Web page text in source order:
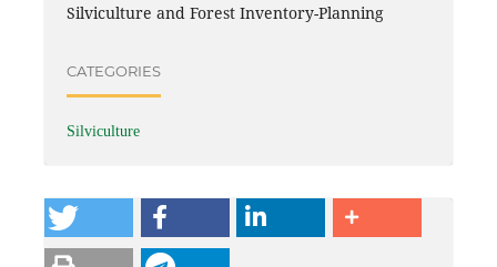
Silviculture and Forest Inventory-Planning
CATEGORIES
Silviculture